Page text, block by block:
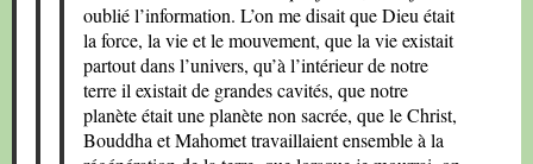
oublié l’information. L’on me disait que Dieu était
la force, la vie et le mouvement, que la vie existait
partout dans l’univers, qu’à l’intérieur de notre
terre il existait de grandes cavités, que notre
planète était une planète non sacrée, que le Christ,
Bouddha et Mahomet travaillaient ensemble à la